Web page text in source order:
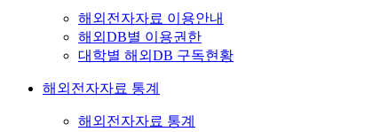
해외전자자료 이용안내
해외DB별 이용권한
대학별 해외DB 구독현황
해외전자자료 통계
해외전자자료 통계